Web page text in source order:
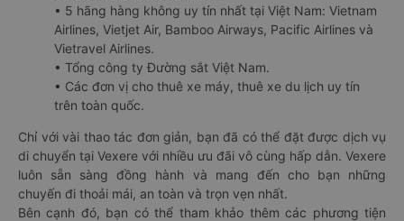
• 5 hãng hàng không uy tín nhất tại Việt Nam: Vietnam
Airlines, Vietjet Air, Bamboo Airways, Pacific Airlines và
Vietravel Airlines.
• Tổng công ty Đường sắt Việt Nam.
• Các đơn vị cho thuê xe máy, thuê xe du lịch uy tín
trên toàn quốc.
Chỉ với vài thao tác đơn giản, bạn đã có thể đặt được dịch vụ
di chuyển tại Vexere với nhiều ưu đãi vô cùng hấp dẫn. Vexere
luôn sẵn sàng đồng hành và mang đến cho bạn những
chuyến đi thoải mái, an toàn và trọn vẹn nhất.
Bên cạnh đó, bạn có thể tham khảo thêm các phương tiện